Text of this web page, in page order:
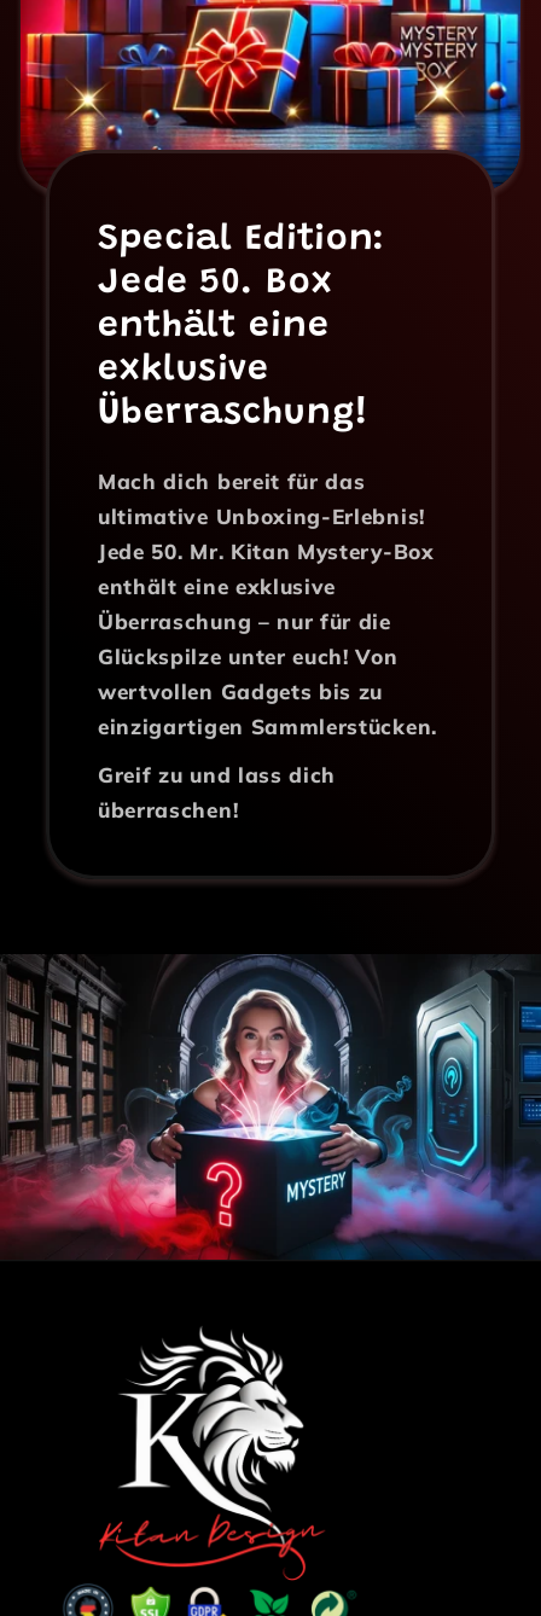
Special Edition:
Jede 50. Box
enthält eine
exklusive
Überraschung!
Mach dich bereit für das
ultimative Unboxing-Erlebnis!
Jede 50. Mr. Kitan Mystery-Box
enthält eine exklusive
Überraschung – nur für die
Glückspilze unter euch! Von
wertvollen Gadgets bis zu
einzigartigen Sammlerstücken.
Greif zu und lass dich
überraschen!